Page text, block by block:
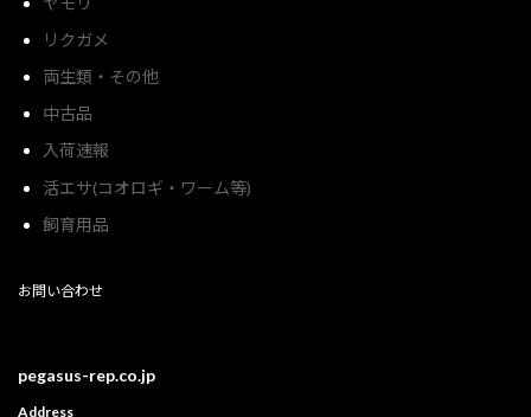
リクガメ
両生類・その他
中古品
入荷速報
活エサ(コオロギ・ワーム等)
飼育用品
お問い合わせ
pegasus-rep.co.jp
Address